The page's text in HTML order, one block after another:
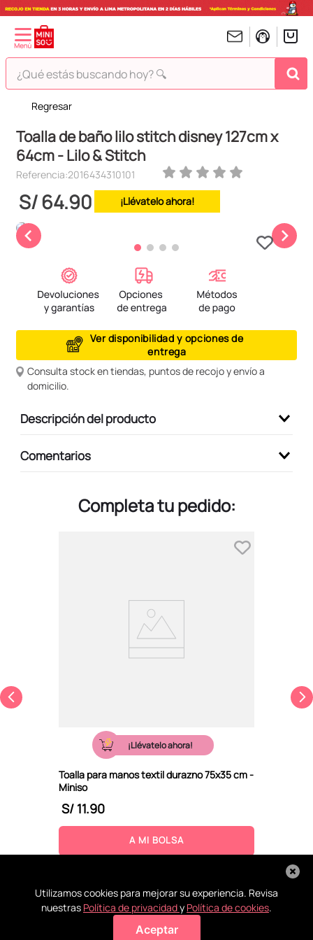
Utilizamos cookies para mejorar su experiencia. Revisa
nuestras Política de privacidady Política de cookies.
Aceptar
¿Qué estás buscando hoy? 🔍
Regresar
Toalla de baño lilo stitch disney 127cm x
64cm - Lilo & Stitch
Referencia:2016434310101
S/64.90 ¡Llévatelo ahora!
Ver disponibilidad y opciones de
entrega
Consulta stock en tiendas, puntos de recojo y envío a
domicilio.
Descripción del producto
Comentarios
Completa tu pedido:
¡Llévatelo ahora!
Toalla para manos textil durazno 75x35 cm -
Miniso
S/ 11.90
A MI BOLSA
TÉRMINOS MÁS BUSCADOS
1.
peluches
2.
hello kitty
3.
bt21s
4.
chiikawas
5
my melody
tomatodo
stitch
9.
peluche
kuromi